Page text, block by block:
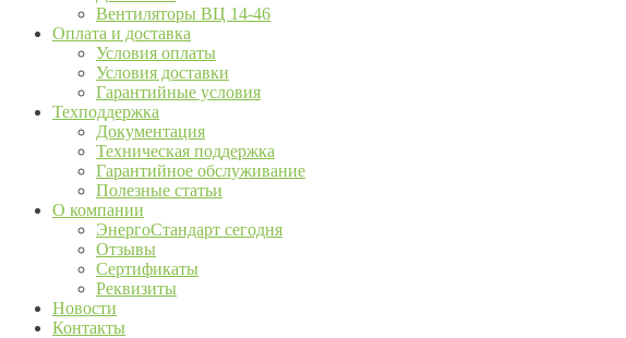
Вентиляторы ВЦ 14-46
Оплата и доставка
Условия оплаты
Условия доставки
Гарантийные условия
Техподдержка
Документация
Техническая поддержка
Гарантийное обслуживание
Полезные статьи
О компании
ЭнергоСтандарт сегодня
Отзывы
Сертификаты
Реквизиты
Новости
Контакты